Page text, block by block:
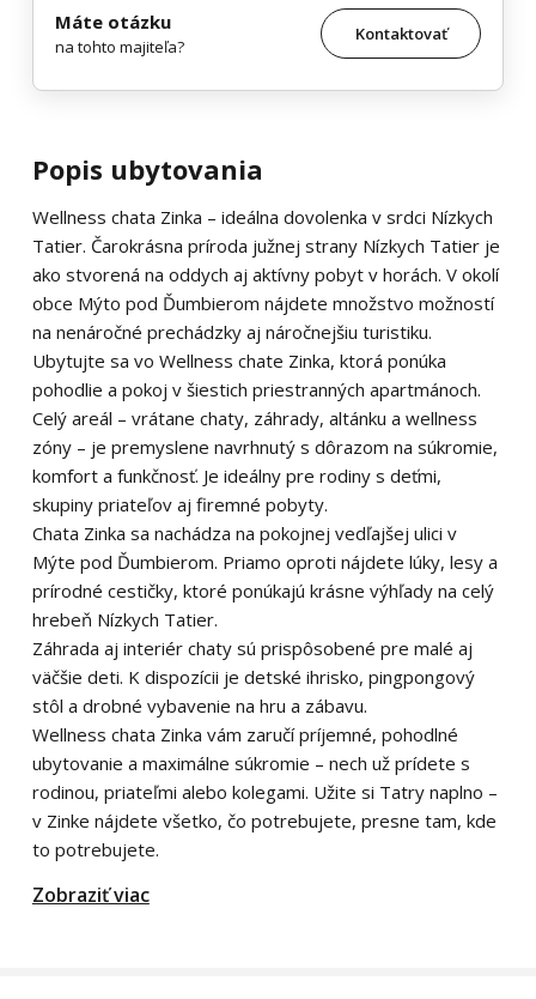
Máte otázku
na tohto majiteľa?
Kontaktovať
Popis ubytovania
Wellness chata Zinka – ideálna dovolenka v srdci Nízkych
Tatier. Čarokrásna príroda južnej strany Nízkych Tatier je
ako stvorená na oddych aj aktívny pobyt v horách. V okolí
obce Mýto pod Ďumbierom nájdete množstvo možností
na nenáročné prechádzky aj náročnejšiu turistiku.
Ubytujte sa vo Wellness chate Zinka, ktorá ponúka
pohodlie a pokoj v šiestich priestranných apartmánoch.
Celý areál – vrátane chaty, záhrady, altánku a wellness
zóny – je premyslene navrhnutý s dôrazom na súkromie,
komfort a funkčnosť. Je ideálny pre rodiny s deťmi,
skupiny priateľov aj firemné pobyty.
Chata Zinka sa nachádza na pokojnej vedľajšej ulici v
Mýte pod Ďumbierom. Priamo oproti nájdete lúky, lesy a
prírodné cestičky, ktoré ponúkajú krásne výhľady na celý
hrebeň Nízkych Tatier.
Záhrada aj interiér chaty sú prispôsobené pre malé aj
väčšie deti. K dispozícii je detské ihrisko, pingpongový
stôl a drobné vybavenie na hru a zábavu.
Wellness chata Zinka vám zaručí príjemné, pohodlné
ubytovanie a maximálne súkromie – nech už prídete s
rodinou, priateľmi alebo kolegami. Užite si Tatry naplno –
v Zinke nájdete všetko, čo potrebujete, presne tam, kde
to potrebujete.
Zobraziť viac